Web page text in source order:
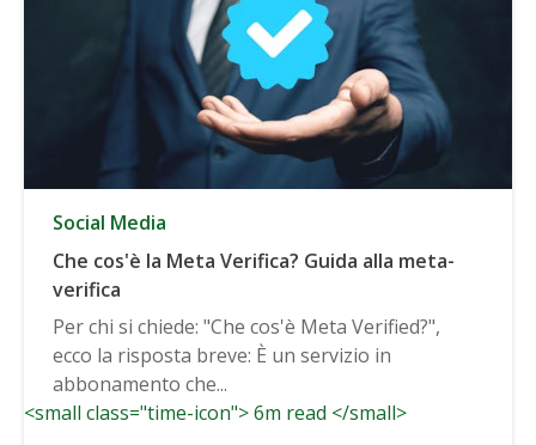
Social Media
Che cos'è la Meta Verifica? Guida alla meta-
verifica
Per chi si chiede: "Che cos'è Meta Verified?",
ecco la risposta breve: È un servizio in
abbonamento che...
<small class="time-icon"> 6m read </small>